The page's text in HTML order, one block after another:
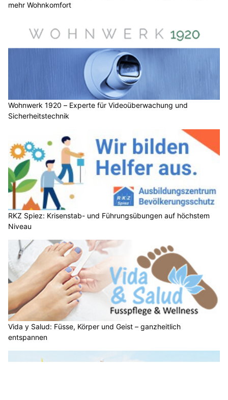
mehr Wohnkomfort
Wohnwerk 1920 – Experte für Videoüberwachung und
Sicherheitstechnik
RKZ Spiez: Krisenstab- und Führungsübungen auf höchstem
Niveau
Vida y Salud: Füsse, Körper und Geist – ganzheitlich
entspannen